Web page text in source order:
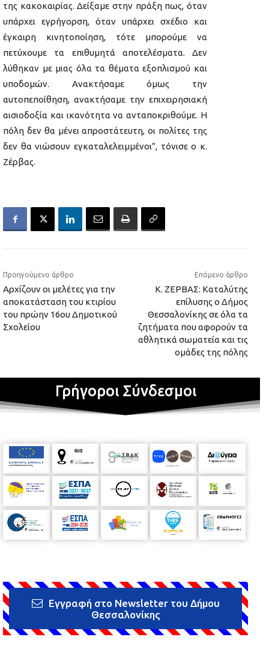
της κακοκαιρίας. Δείξαμε στην πράξη πως, όταν
υπάρχει εγρήγορση, όταν υπάρχει σχέδιο και
έγκαιρη κινητοποίηση, τότε μπορούμε να
πετύχουμε τα επιθυμητά αποτελέσματα. Δεν
λύθηκαν με μιας όλα τα θέματα εξοπλισμού και
υποδομών. Ανακτήσαμε όμως την
αυτοπεποίθηση, ανακτήσαμε την επιχειρησιακή
αισιοδοξία και ικανότητα να ανταποκριθούμε. Η
πόλη δεν θα μένει απροστάτευτη, οι πολίτες της
δεν θα νιώσουν εγκαταλελειμμένοι”, τόνισε ο κ.
Ζέρβας.
Προηγούμενο άρθρο
Αρχίζουν οι μελέτες για την
αποκατάσταση του κτιρίου
του πρώην 16ου Δημοτικού
Σχολείου
Επόμενο άρθρο
Κ. ΖΕΡΒΑΣ: Καταλύτης
επίλυσης ο Δήμος
Θεσσαλονίκης σε όλα τα
ζητήματα που αφορούν τα
αθλητικά σωματεία και τις
ομάδες της πόλης
Γρήγοροι Σύνδεσμοι
Εγγραφή στο Newsletter του Δήμου
Θεσσαλονίκης